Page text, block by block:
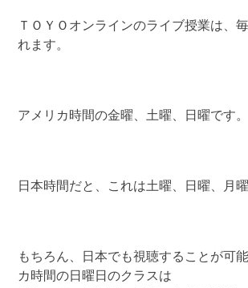
ＴＯＹＯオンラインのライブ授業は、
れます。
アメリカ時間の金曜、土曜、日曜です。
日本時間だと、これは土曜、日曜、月
もちろん、日本でも視聴することが可
カ時間の日曜日のクラスは